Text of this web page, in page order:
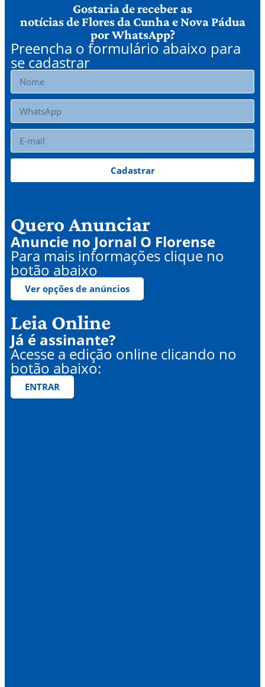
Gostaria de receber as
notícias de Flores da Cunha e Nova Pádua
por WhatsApp?
Preencha o formulário abaixo para
se cadastrar
Cadastrar
Quero Anunciar
Anuncie no Jornal O Florense
Para mais informações clique no
botão abaixo
Ver opções de anúncios
Leia Online
Já é assinante?
Acesse a edição online clicando no
botão abaixo:
ENTRAR